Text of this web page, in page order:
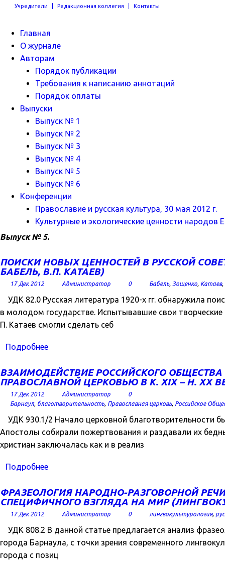
Учредители Редакционная коллегия Контакты
Главная
О журнале
Авторам
Порядок публикации
Требования к написанию аннотаций
Порядок оплаты
Выпуски
Выпуск № 1
Выпуск № 2
Выпуск № 3
Выпуск № 4
Выпуск № 5
Выпуск № 6
Конференции
Православие и русская культура, 30 мая 2012 г.
Культурные и экологические ценности народов
Выпуск № 5.
ПОИСКИ НОВЫХ ЦЕННОСТЕЙ В РУССКОЙ
БАБЕЛЬ, В.П. КАТАЕВ)
17 Дек 2012 Администратор 0 Бабель, Зощенко, Катаев,
УДК 82.0 Русская литература 1920-х гг. обнаружила
в молодом государстве. Испытывавшие свои
П. Катаев смогли сделать себ
Подробнее
ВЗАИМОДЕЙСТВИЕ РОССИЙСКОГО ОБЩЕСТВА
ПРАВОСЛАВНОЙ ЦЕРКОВЬЮ В К. XIX – Н. XX
17 Дек 2012 Администратор
0
Барнаул, благотворительность, Православная церковь, Российское
УДК 930.1/2 Начало церковной благотворительности
Апостолы собирали пожертвования и раздавали их
христиан заключалась как и в реализ
Подробнее
ФРАЗЕОЛОГИЯ НАРОДНО-РАЗГОВОРНОЙ
СПЕЦИФИЧНОГО ВЗГЛЯДА НА МИР
17 Дек 2012 Администратор 0 лингвокультурология,
УДК 808.2 В данной статье предлагается анализ
города Барнаула, с точки зрения современного
города с позиц